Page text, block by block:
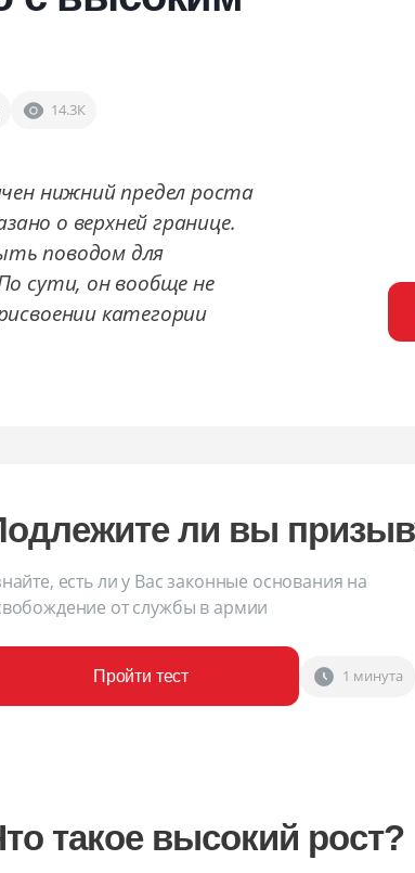
14.3К
нижний предел роста
о верхней границе.
поводом для
сути, он вообще не
категории
ли вы
есть ли у Вас законные основания на
от службы в армии
Пройти тест 1 минута
такое высокий рост?